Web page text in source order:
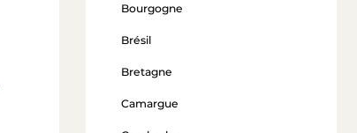
Bourgogne
Brésil
Bretagne
Camargue